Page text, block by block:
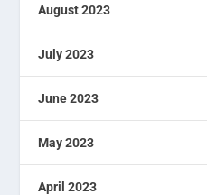
August 2023
July 2023
June 2023
May 2023
April 2023